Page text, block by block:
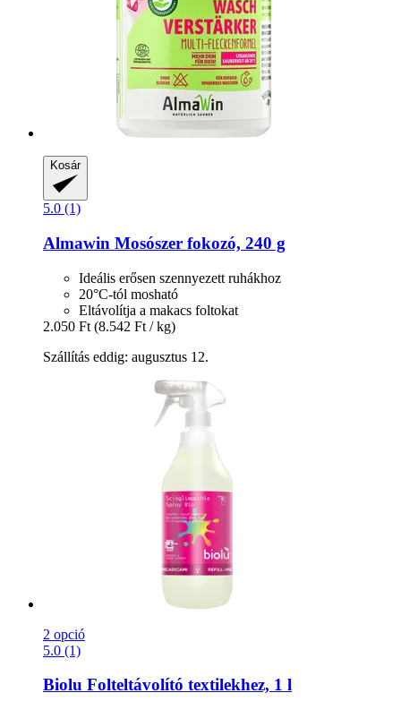
Kosár
5.0 (1)
Almawin Mosószer fokozó, 240 g
Ideális erősen szennyezett ruhákhoz
20°C-tól mosható
Eltávolítja a makacs foltokat
2.050 Ft (8.542 Ft / kg)
Szállítás eddig: augusztus 12.
2 opció
5.0 (1)
Biolu Folteltávolító textilekhez, 1 l